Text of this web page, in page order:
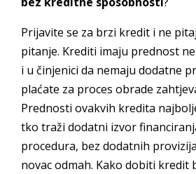
Prijavite se za brzi kredit i ne
pitanje. Krediti imaju prednost
i u činjenici da nemaju dodatne
plaćate za proces obrade
Prednosti ovakvih kredita
tko traži dodatni izvor
procedura, bez dodatnih
novac odmah. Kako dobiti kredit